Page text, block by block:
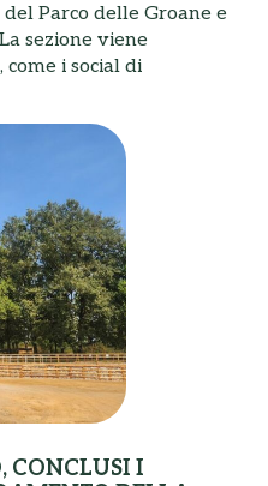
Parco delle Groane e
sezione viene
i social di
CONCLUSI I